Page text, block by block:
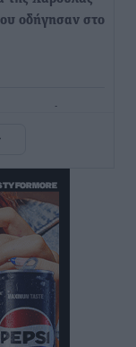
οδήγησαν στο
Ρόδου
απόκτημα ο